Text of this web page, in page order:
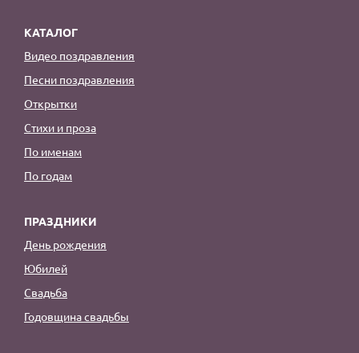
КАТАЛОГ
Видео поздравления
Песни поздравления
Открытки
Стихи и проза
По именам
По годам
ПРАЗДНИКИ
День рождения
Юбилей
Свадьба
Годовщина свадьбы